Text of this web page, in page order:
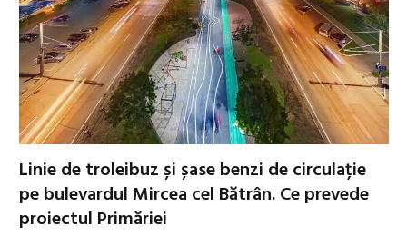
Linie de troleibuz și șase benzi de circulație
pe bulevardul Mircea cel Bătrân. Ce prevede
proiectul Primăriei